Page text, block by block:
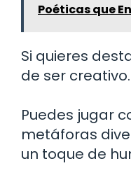
Poéticas que
Si quieres
de ser creativo.
Puedes jugar
metáforas
un toque de